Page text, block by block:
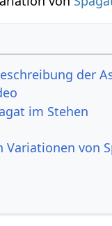
der
im Stehen
Variationen von